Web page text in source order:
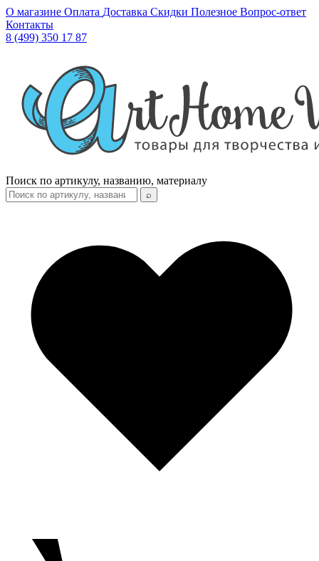
О магазине Оплата Доставка Скидки Полезное Вопрос-ответ
Контакты
8 (499) 350 17 87
Поиск по артикулу, названию, материалу
⌕